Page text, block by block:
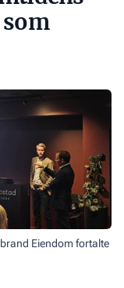
Eiendom fortalte